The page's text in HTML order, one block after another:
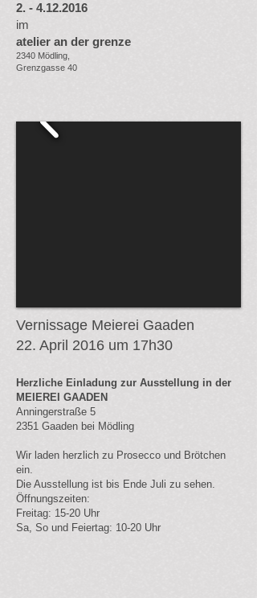
2. - 4.12.2016
im
atelier an der grenze
2340 Mödling,
Grenzgasse 40
Vernissage Meierei Gaaden
22. April 2016 um 17h30
Herzliche Einladung zur Ausstellung in der
MEIEREI GAADEN
Anningerstraße 5
2351 Gaaden bei Mödling
Wir laden herzlich zu Prosecco und Brötchen
ein.
Die Ausstellung ist bis Ende Juli zu sehen.
Öffnungszeiten:
Freitag: 15-20 Uhr
Sa, So und Feiertag: 10-20 Uhr